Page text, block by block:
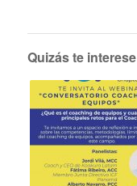
Quizás te interese